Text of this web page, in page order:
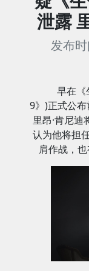
泄露
发布
早在《
9》)正式公
里昂·肯尼
认为他将担
肩作战，